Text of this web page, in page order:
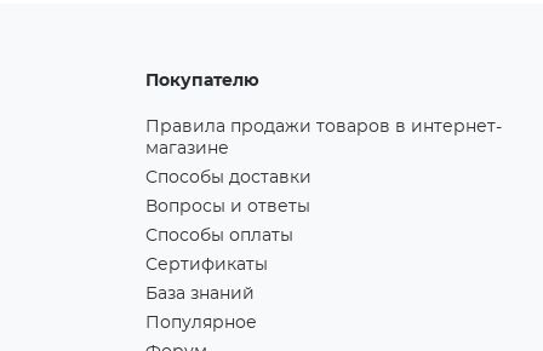
Покупателю
Правила продажи товаров в интернет-
магазине
Способы доставки
Вопросы и ответы
Способы оплаты
Сертификаты
База знаний
Популярное